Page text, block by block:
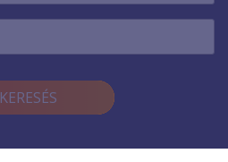
KERESÉS